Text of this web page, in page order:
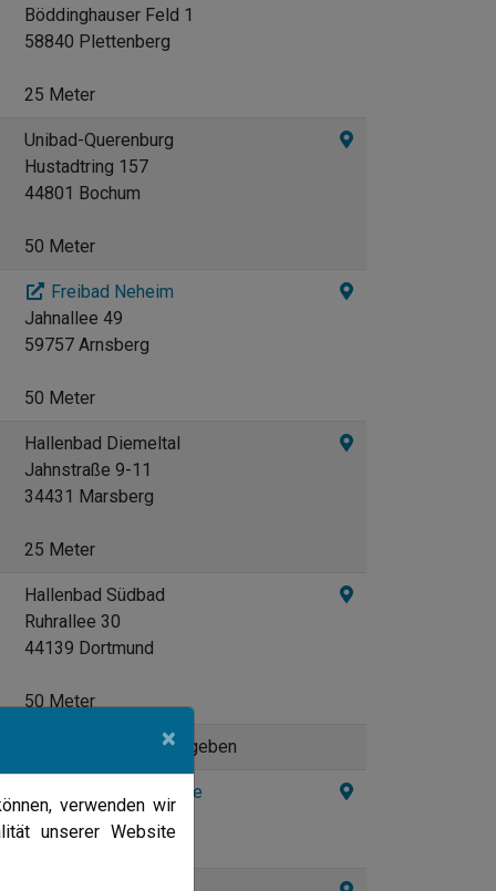
Böddinghauser Feld 1
58840 Plettenberg
25 Meter
Unibad-Querenburg
Hustadtring 157
44801 Bochum
50 Meter
Freibad Neheim
Jahnallee 49
59757 Arnsberg
50 Meter
Hallenbad Diemeltal
Jahnstraße 9-11
34431 Marsberg
25 Meter
Hallenbad Südbad
Ruhrallee 30
44139 Dortmund
50 Meter
wird noch bekannt gegeben
Hallenbad Velmede
Gartenstraße
59909 Bestwig
×
verwenden wir
unserer Website